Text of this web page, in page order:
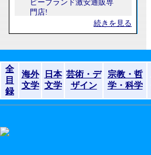
続きを見る
全
目
録
海外
文学
日本
文学
芸術・デ
ザイン
宗教・哲
学・科学